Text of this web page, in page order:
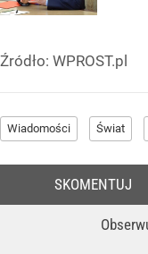
Źródło: WPROST.pl
Wiadomości Świat
SKOMENTUJ